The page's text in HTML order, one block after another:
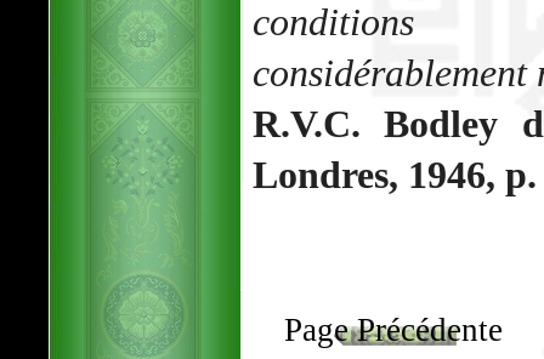
conditions
considérablement
R.V.C. Bodley
Londres, 1946, p.
Page Précédente